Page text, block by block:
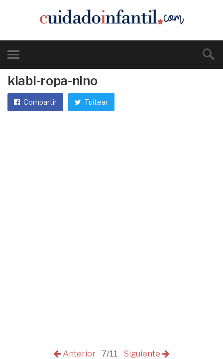
kiabi-ropa-nino
Compartir Tuitear
Anterior 7/11 Siguiente